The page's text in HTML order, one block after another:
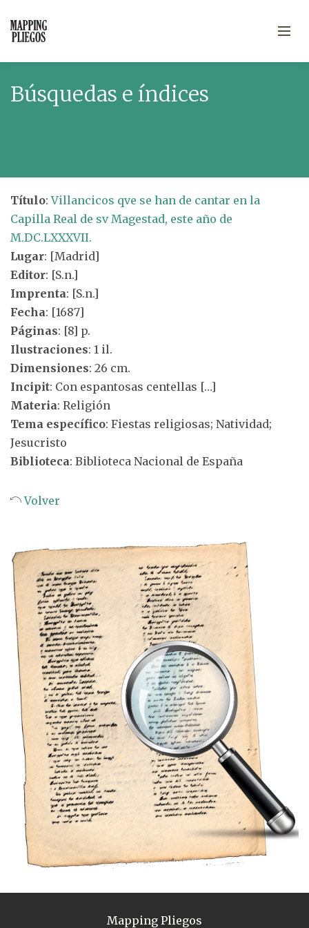
Búsquedas e índices
Título:Villancicos qve se han de cantar en la
Capilla Real de sv Magestad, este año de
M.DC.LXXXVII.
Lugar: [Madrid]
Editor: [S.n.]
Imprenta: [S.n.]
Fecha: [1687]
Páginas: [8] p.
Ilustraciones: 1 il.
Dimensiones: 26 cm.
Incipit: Con espantosas centellas […]
Materia: Religión
Tema específico: Fiestas religiosas; Natividad;
Jesucristo
Biblioteca: Biblioteca Nacional de España
Volver
Mapping Pliegos